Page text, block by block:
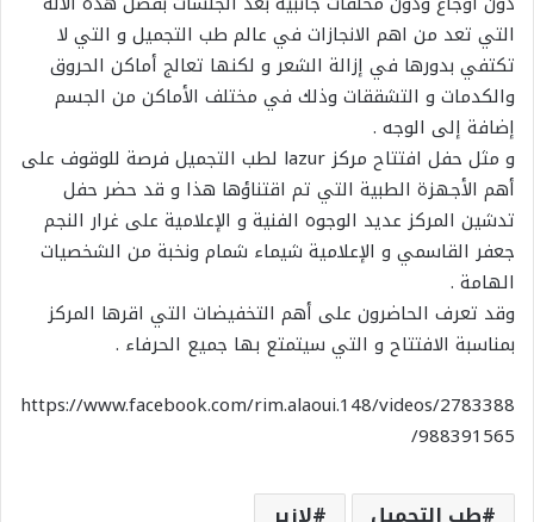
التي تعد من اهم الانجازات في عالم طب التجميل و التي لا
تكتفي بدورها في إزالة الشعر و لكنها تعالج أماكن الحروق
والكدمات و التشققات وذلك في مختلف الأماكن من الجسم
إضافة إلى الوجه .
و مثل حفل افتتاح مركز lazur لطب التجميل فرصة للوقوف على
أهم الأجهزة الطبية التي تم اقتناؤها هذا و قد حضر حفل
تدشين المركز عديد الوجوه الفنية و الإعلامية على غرار النجم
جعفر القاسمي و الإعلامية شيماء شمام ونخبة من الشخصيات
الهامة .
وقد تعرف الحاضرون على أهم التخفيضات التي اقرها المركز
بمناسبة الافتتاح و التي سيتمتع بها جميع الحرفاء .
https://www.facebook.com/rim.alaoui.148/videos/2783388
988391565/